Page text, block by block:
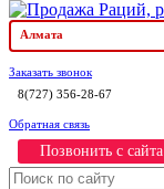
Алмата
Заказать звонок
8(727) 356-28-67
Обратная связь
Позвонить c сайта